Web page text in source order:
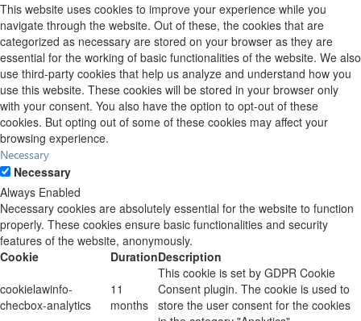
This website uses cookies to improve your experience while you
navigate through the website. Out of these, the cookies that are
categorized as necessary are stored on your browser as they are
essential for the working of basic functionalities of the website. We also
use third-party cookies that help us analyze and understand how you
use this website. These cookies will be stored in your browser only
with your consent. You also have the option to opt-out of these
cookies. But opting out of some of these cookies may affect your
browsing experience.
Necessary
Necessary
Always Enabled
Necessary cookies are absolutely essential for the website to function
properly. These cookies ensure basic functionalities and security
features of the website, anonymously.
Cookie
DurationDescription
cookielawinfo-
checbox-analytics
11
months
This cookie is set by GDPR Cookie
Consent plugin. The cookie is used to
store the user consent for the cookies